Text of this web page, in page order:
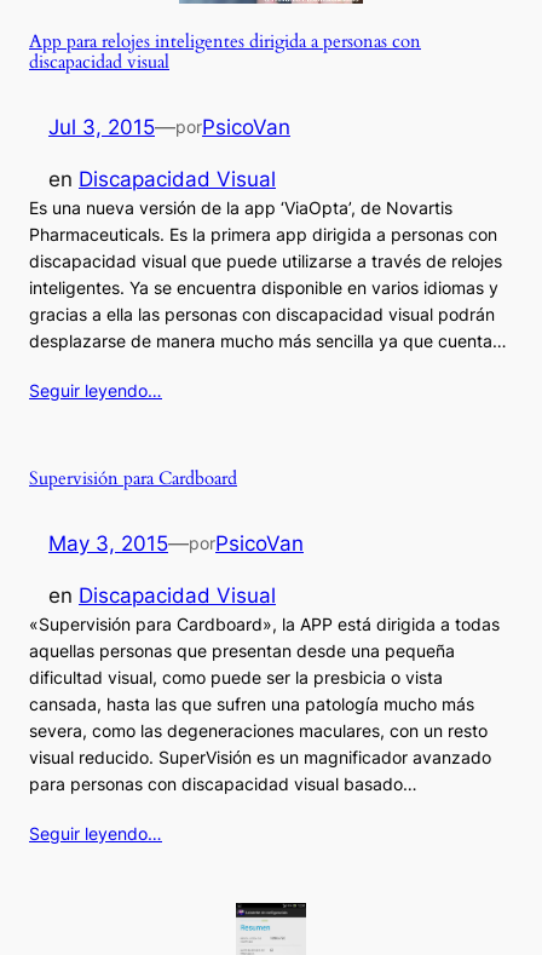
App para relojes inteligentes dirigida a personas con
discapacidad visual
Jul 3, 2015—porPsicoVan
en Discapacidad Visual
Es una nueva versión de la app ‘ViaOpta’, de Novartis
Pharmaceuticals. Es la primera app dirigida a personas con
discapacidad visual que puede utilizarse a través de relojes
inteligentes. Ya se encuentra disponible en varios idiomas y
gracias a ella las personas con discapacidad visual podrán
desplazarse de manera mucho más sencilla ya que cuenta…
Seguir leyendo…
Supervisión para Cardboard
May 3, 2015—porPsicoVan
en Discapacidad Visual
«Supervisión para Cardboard», la APP está dirigida a todas
aquellas personas que presentan desde una pequeña
dificultad visual, como puede ser la presbicia o vista
cansada, hasta las que sufren una patología mucho más
severa, como las degeneraciones maculares, con un resto
visual reducido. SuperVisión es un magnificador avanzado
para personas con discapacidad visual basado…
Seguir leyendo…